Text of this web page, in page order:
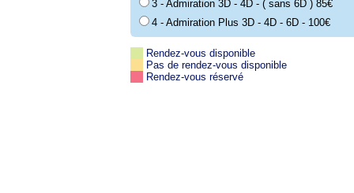
3 - Admiration 3D - 4D - ( sans 6D ) 85€
4 - Admiration Plus 3D - 4D - 6D - 100€
Rendez-vous disponible
Pas de rendez-vous disponible
Rendez-vous réservé